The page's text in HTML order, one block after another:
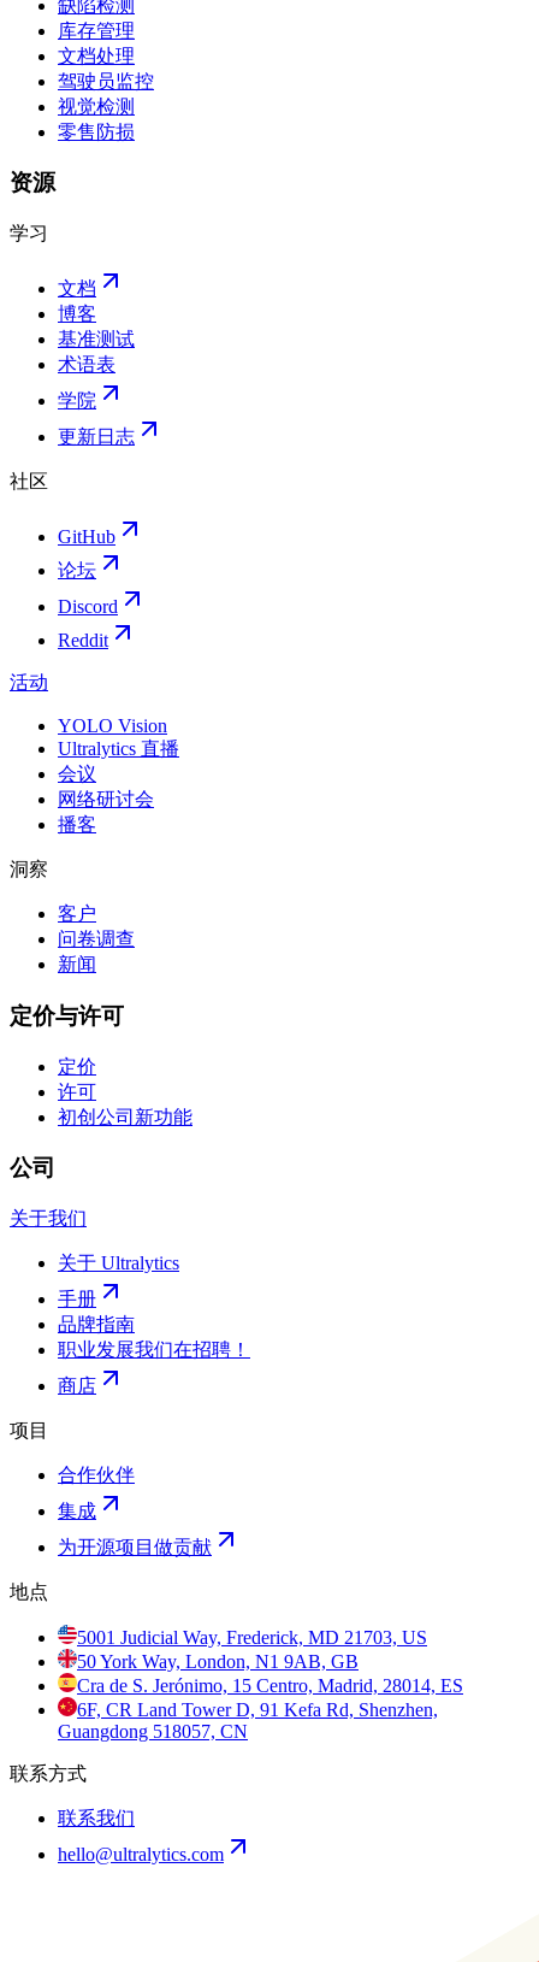
缺陷检测
库存管理
文档处理
驾驶员监控
视觉检测
零售防损
资源
学习
文档
博客
基准测试
术语表
学院
更新日志
社区
GitHub
论坛
Discord
Reddit
活动
YOLO Vision
Ultralytics 直播
会议
网络研讨会
播客
洞察
客户
问卷调查
新闻
定价与许可
定价
许可
初创公司 新功能
公司
关于我们
关于 Ultralytics
手册
品牌指南
职业发展我们在招聘！
商店
项目
合作伙伴
集成
为开源项目做贡献
地点
5001 Judicial Way, Frederick, MD 21703, US
50 York Way, London, N1 9AB, GB
Cra de S. Jerónimo, 15 Centro, Madrid, 28014, ES
6F, CR Land Tower D, 91 Kefa Rd, Shenzhen,
Guangdong 518057, CN
联系方式
联系我们
hello@ultralytics.com